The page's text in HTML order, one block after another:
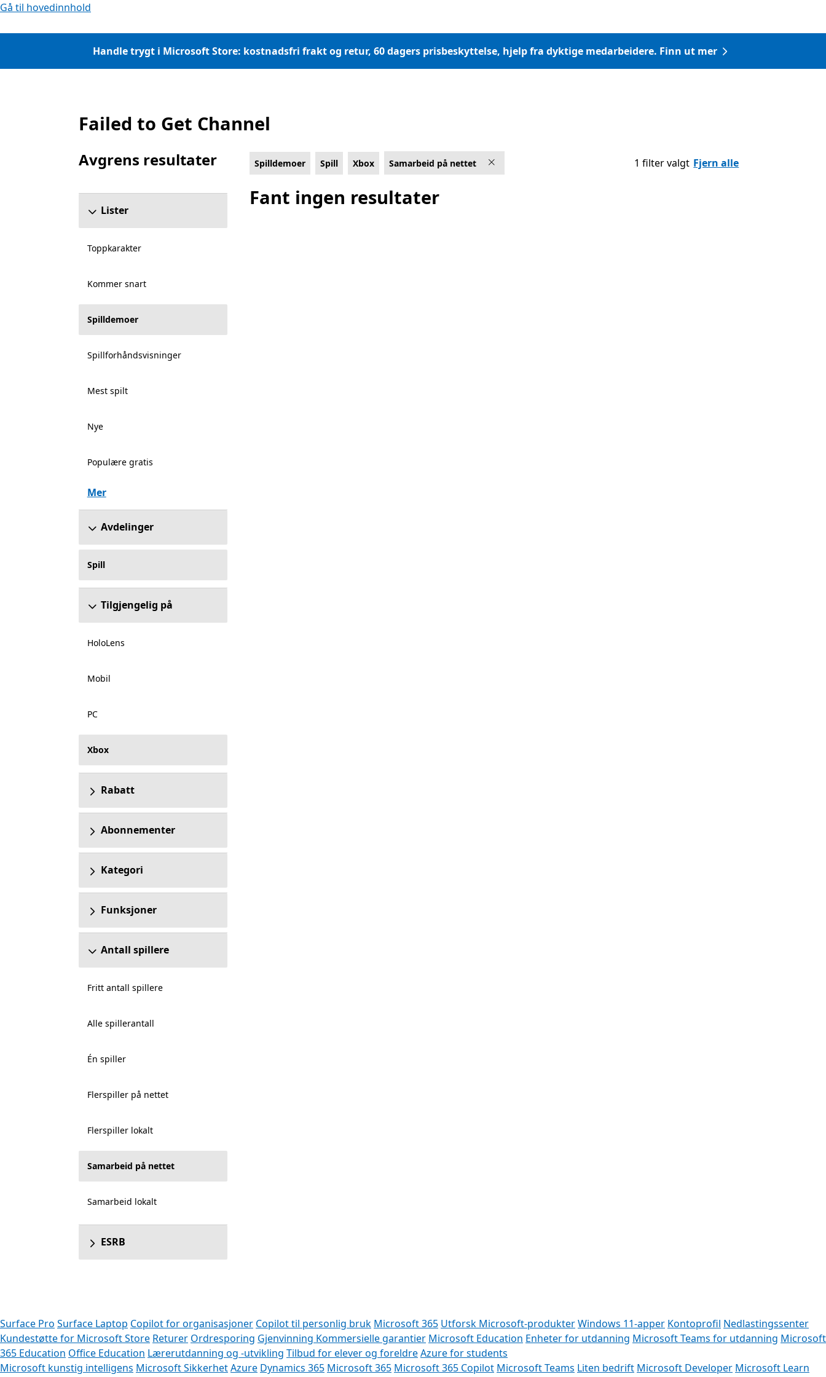
Gå til hovedinnhold
Handle trygt i Microsoft Store: kostnadsfri frakt og retur, 60 dagers prisbeskyttelse, hjelp fra dyktige medarbeidere. Finn ut mer
Liste Microsoft.com
Failed to Get Channel
Avgrens resultater
Hopp over delen Begrens resultater
Lister
Toppkarakter
Kommer snart
Spilldemoer
Spillforhåndsvisninger
Mest spilt
Nye
Populære gratis
Mer
Avdelinger
Spill
Tilgjengelig på
HoloLens
Mobil
PC
Xbox
Rabatt
Abonnementer
Kategori
Funksjoner
Antall spillere
Fritt antall spillere
Alle spillerantall
Én spiller
Flerspiller på nettet
Flerspiller lokalt
Samarbeid på nettet
Samarbeid lokalt
ESRB
Spilldemoer Spill Xbox Samarbeid på nettet 1 filter valgt Fjern alle
Fant ingen resultater
Surface Pro Surface Laptop Copilot for organisasjoner Copilot til personlig bruk Microsoft 365 Utforsk Microsoft-produkterWindows 11-apper Kontoprofil Nedlastingssenter
Kundestøtte for Microsoft Store Returer Ordresporing Gjenvinning Kommersielle garantier Microsoft Education Enheter for utdanning Microsoft Teams for utdanning Microsoft
365 Education Office Education Lærerutdanning og -utvikling Tilbud for elever og foreldreAzure for students
Microsoft kunstig intelligens Microsoft SikkerhetAzure Dynamics 365 Microsoft 365 Microsoft 365 Copilot Microsoft Teams Liten bedrift Microsoft Developer Microsoft Learn